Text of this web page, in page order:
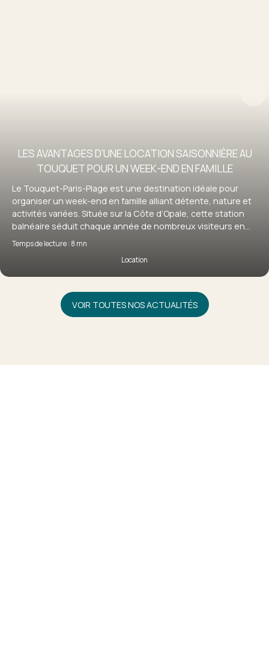
LES AVANTAGES D’UNE LOCATION SAISONNIÈRE AU
TOUQUET POUR UN WEEK-END EN FAMILLE
Le Touquet-Paris-Plage est une destination idéale pour
organiser un week-end en famille alliant détente, nature et
activités variées. Située sur la Côte d’Opale, cette station
balnéaire séduit chaque année de nombreux visiteurs en
quête d’évasion. Pour profiter pleinement de votre séjour, la
location saisonnière au Touquet s’impose comme une
solution particulièrement adaptée, offrant confort,
flexibilité et autonomie. Découvrez pourquoi louer un bien
au Touquet est le choix idéal pour un week-end en famille
Temps de lecture : 8 mn
Location
VOIR TOUTES NOS ACTUALITÉS